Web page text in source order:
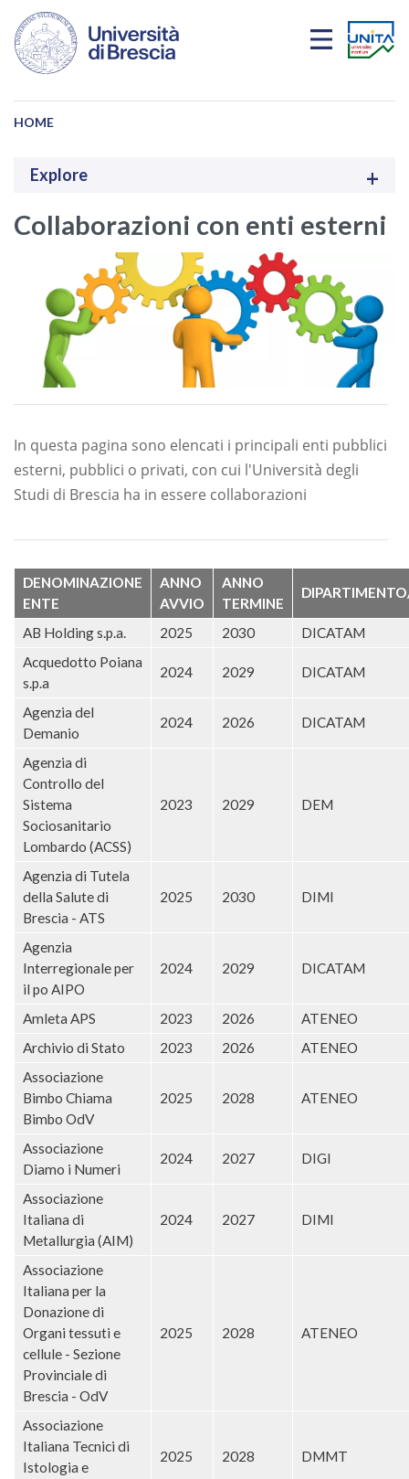
Skip to main content
HOME
Explore
Collaborazioni con enti esterni
In questa pagina sono elencati i principali enti pubblici
esterni, pubblici o privati, con cui l'Università degli
Studi di Brescia ha in essere collaborazioni
DENOMINAZIONE
ENTE
ANNO
AVVIO
ANNO
TERMINE
AB Holding s.p.a. 2025 2030
DICATAM
Acquedotto Poiana
s.p.a
2024 2029 DICATAM
Agenzia del
Demanio
2024 2026 DICATAM
Agenzia di
Controllo del
Sistema
Sociosanitario
Lombardo (ACSS)
2023 2029 DEM
Agenzia di Tutela
della Salute di
Brescia - ATS
2025 2030 DIMI
Agenzia
Interregionale per
il po AIPO
2024 2029 DICATAM
Amleta APS 2023 2026
ATENEO
Archivio di Stato
2023 2026
ATENEO
Associazione
Bimbo Chiama
Bimbo OdV
2025 2028 ATENEO
Associazione
Diamo i Numeri
2024 2027 DIGI
Associazione
Italiana di
Metallurgia (AIM)
2024 2027 DIMI
Associazione
Italiana per la
Donazione di
Organi tessuti e
cellule - Sezione
Provinciale di
Brescia - OdV
2025 2028 ATENEO
Associazione
Italiana Tecnici di
Istologia e
2025 2028 DMMT